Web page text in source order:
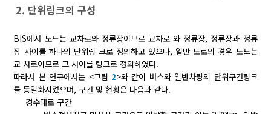
2. 단위링크의 구성
BIS에서 노드는 교차로와 정류장이므로 교차로 와 정류장, 정류장과 정류
장 사이를 하나의 단위링 크로 정의하고 있으나, 일반 도로의 경우 노드는
교 차로이므로 그 사이를 링크로 정의하였다.
따라서 본 연구에서는 <그림 2>와 같이 버스와 일반차량의 단위구간링크
를 동일화시켰으며, 구간 및 현황은 다음과 같다.
경수대로 구간